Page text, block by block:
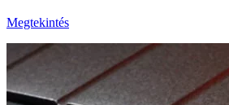
Megtekintés